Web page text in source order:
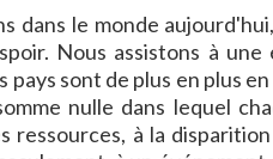
dans le monde
Nous assistons à
sont de plus en plus
nulle dans lequel
à la